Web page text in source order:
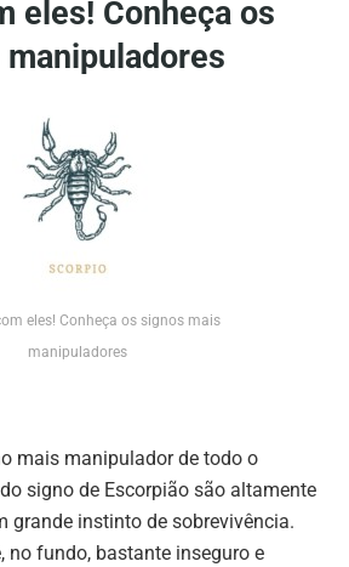
eles! Conheça os
eles! Conheça os signos mais
manipuladores
mais manipulador de todo o
signo de Escorpião são altamente
grande instinto de sobrevivência.
no fundo, bastante inseguro e